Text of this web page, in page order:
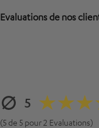
Evaluations de nos
5
(5 de 5 pour 2 Evaluations)